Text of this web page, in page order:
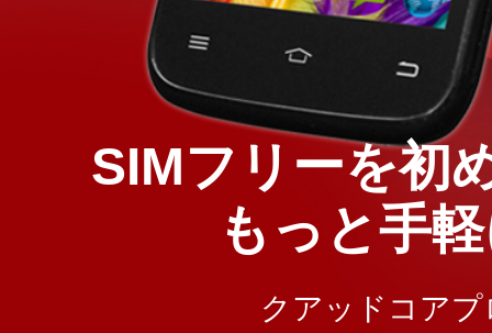
SIMフリーを初
もっと手
クアッドコア